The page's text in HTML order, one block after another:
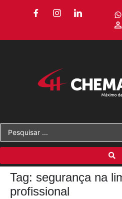
Tag: segurança na
profissional